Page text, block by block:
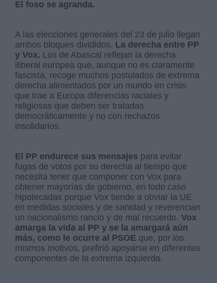
El foso se agranda.
A las elecciones generales del 23 de julio llegan
ambos bloques divididos. La derecha entre PP
y Vox. Los de Abascal reflejan la derecha
iliberal europea que, aunque no es claramente
fascista, recoge muchos postulados de extrema
derecha alimentados por un mundo en crisis
que trae a Europa diferencias raciales y
religiosas que deben ser tratadas
democráticamente y no con rechazos
insolidarios.
El PP endurece sus mensajes para evitar
fugas de votos por su derecha al tiempo que
necesita tener que componer con Vox para
obtener mayorías de gobierno, en todo caso
hipotecadas porque Vox tiende a obviar la UE
en medidas sociales y de sanidad y reverencian
un nacionalismo rancio y de mal recuerdo.Vox
amarga la vida al PP y se la amargará aún
más, como le ocurre al PSOE que, por los
mismos motivos, prefirió apoyarse en diferentes
componentes de la extrema izquierda.